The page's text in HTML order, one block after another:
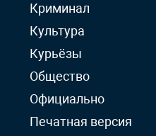
Криминал
Культура
Курьёзы
Общество
Официально
Печатная версия